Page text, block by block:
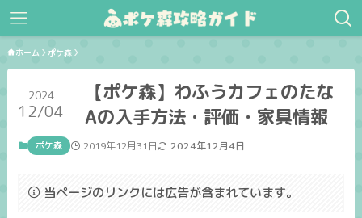
ホーム ポケ森
【ポケ森】わふうカフェのたな
Aの入手方法・評価・家具情報
2024
12/04
ポケ森 2019年12月31日 2024年12月4日
当ページのリンクには広告が含まれています。